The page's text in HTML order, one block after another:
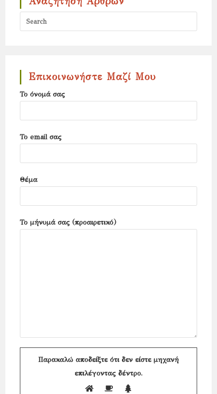
Επικοινωνήστε Μαζί Μου
Το όνομά σας
Το email σας
Θέμα
Το μήνυμά σας (προαιρετικό)
Παρακαλώ αποδείξτε ότι δεν είστε μηχανή
επιλέγοντας δέντρο.